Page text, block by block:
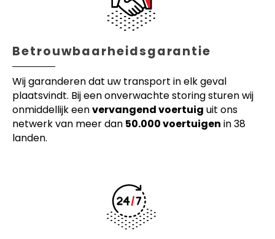
Betrouwbaarheidsgarantie
Wij garanderen dat uw transport in elk geval
plaatsvindt. Bij een onverwachte storing sturen wij
onmiddellijk eenvervangend voertuig uit ons
netwerk van meer dan 50.000 voertuigen in 38
landen.